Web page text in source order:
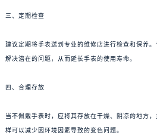
三、定期检查
建议定期将手表送到专业的维修店进行检查和保养
解决潜在的问题，从而延长手表的使用寿命。
四、合理存放
当不佩戴手表时，应将其存放在干燥、阴凉的地方
样可以减少因环境因素导致的变色问题。